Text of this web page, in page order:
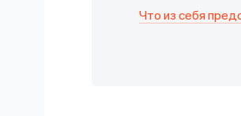
Что из себя